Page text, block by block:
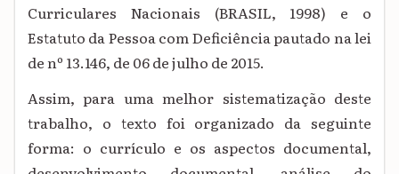
Curriculares Nacionais (BRASIL, 1998) e o
Estatuto da Pessoa com Deficiência pautado na lei
de nº 13.146, de 06 de julho de 2015.
Assim, para uma melhor sistematização deste
trabalho, o texto foi organizado da seguinte
forma: o currículo e os aspectos documental,